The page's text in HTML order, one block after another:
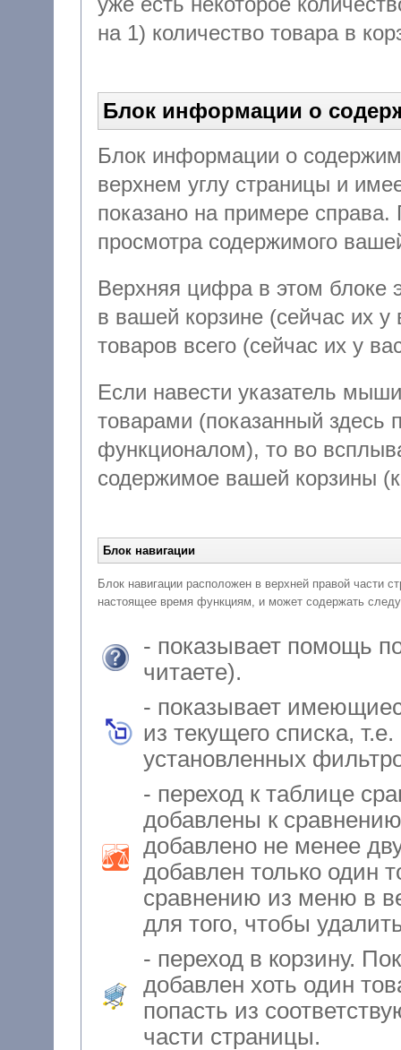
на 1) количество товара в
Блок информации о
Блок информации о
верхнем углу страницы и имеет
показано на примере
просмотра
Верхняя цифра в этом блоке
в вашей корзине (сейчас их у вас 0), нижняя -
товаров всего (сейчас их у
Если навести указатель
товарами (показанный здесь пример не
функционалом), то во
содержимое вашей
Блок навигации
Блок навигации расположен в верхней правой части
настоящее время функциям, и может содержать
- показывает помощь
читаете).
- показывает
из текущего списка,
установленных
- переход к таблице
добавлены к сравнению.
добавлено не менее
добавлен только один товар, то вы
сравнению из меню в
для того,
- переход в корзину.
добавлен хоть один
попасть из
части страницы.